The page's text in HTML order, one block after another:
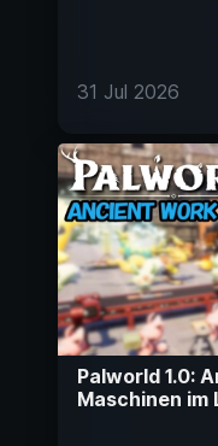
31 Jul 2026
Palworld 1.0:
Maschinen im